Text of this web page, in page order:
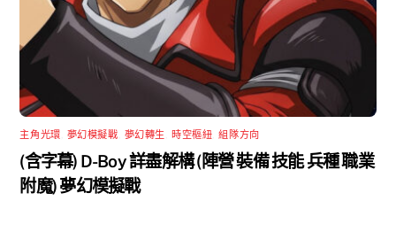
主角光環 夢幻模擬戰 夢幻轉生 時空樞紐 ,組隊方向
(含字幕) D-Boy 詳盡解構 (陣營 裝備 技能 兵種 職業
附魔) 夢幻模擬戰